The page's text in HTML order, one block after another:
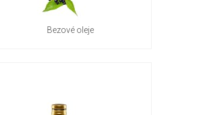
Bezové oleje